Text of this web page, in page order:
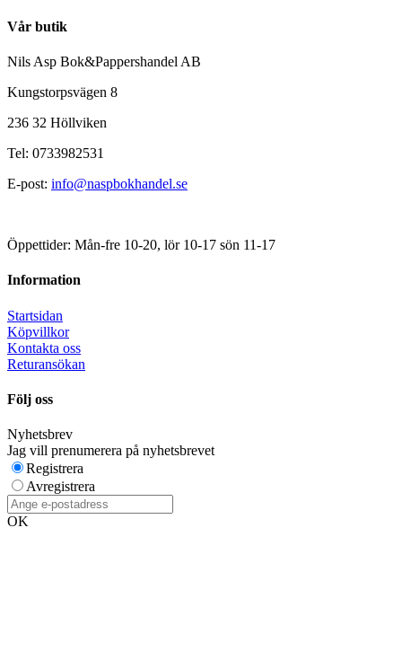
Vår butik
Nils Asp Bok&Pappershandel AB
Kungstorpsvägen 8
236 32 Höllviken
Tel: 0733982531
E-post: info@naspbokhandel.se
Öppettider: Mån-fre 10-20, lör 10-17 sön 11-17
Information
Startsidan
Köpvillkor
Kontakta oss
Returansökan
Följ oss
Nyhetsbrev
Jag vill prenumerera på nyhetsbrevet
Registrera
Avregistrera
OK